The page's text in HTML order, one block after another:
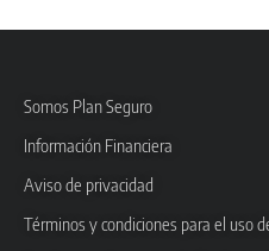
Somos Plan Seguro
Información Financiera
Aviso de privacidad
Términos y condiciones para el uso